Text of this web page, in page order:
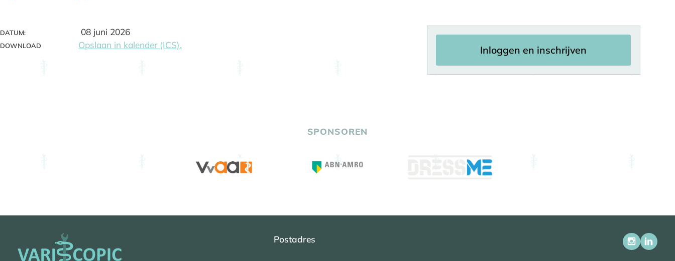
DATUM: 08 juni 2026
DOWNLOAD Opslaan in kalender (ICS). Inloggen en inschrijven
SPONSOREN
Postadres